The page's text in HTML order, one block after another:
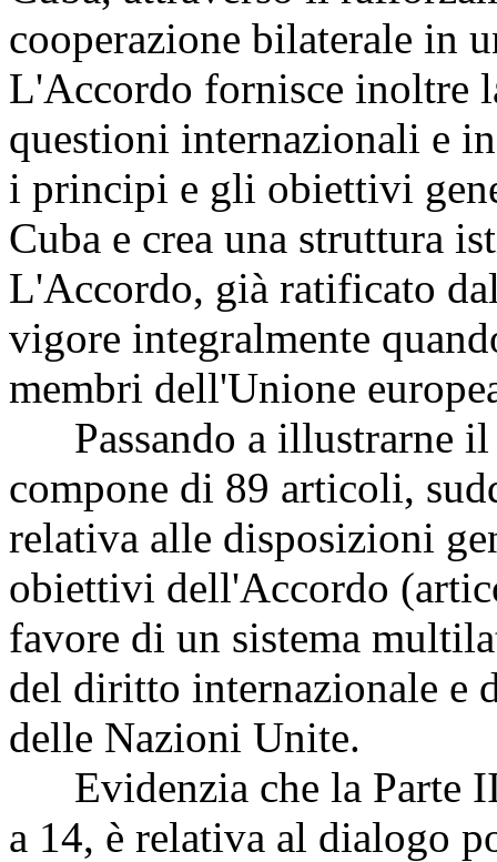
cooperazione bilaterale in
L'Accordo fornisce inoltre
questioni internazionali e
i principi e gli obiettivi
Cuba e crea una struttura
L'Accordo, già ratificato
vigore integralmente
membri dell'Unione
Passando a illustrarne il
compone di 89 articoli,
relativa alle disposizioni
obiettivi dell'Accordo
favore di un sistema
del diritto internazionale e
delle Nazioni Unite.
Evidenzia che la Parte
a 14, è relativa al dialogo